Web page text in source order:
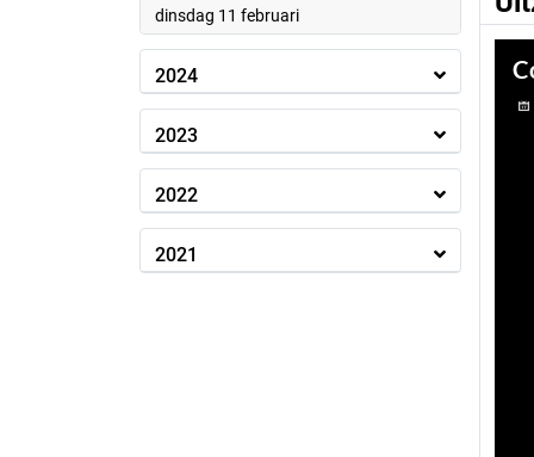
dinsdag 11 februari2025
2024
2023
2022
2021